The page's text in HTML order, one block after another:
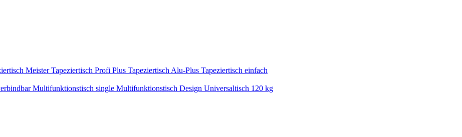
MeisterTapeziertisch Profi Plus Tapeziertisch Alu-Plus Tapeziertisch einfach
Multifunktionstisch single Multifunktionstisch Design Universaltisch 120 kg